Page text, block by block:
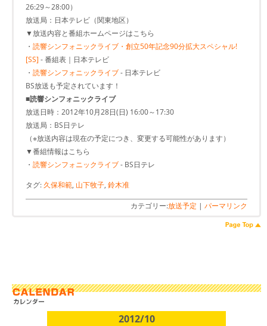
26:29～28:00）
放送局：日本テレビ（関東地区）
▼放送内容と番組ホームページはこちら
・ 読響シンフォニックライブ・創立50年記念90分拡大スペシャル!
[SS] - 番組表｜日本テレビ
・ 読響シンフォニックライブ- 日本テレビ
BS放送も予定されています！
■読響シンフォニックライブ
放送日時：2012年10月28日(日) 16:00～17:30
放送局：BS日テレ
（※放送内容は現在の予定につき、変更する可能性があります）
▼番組情報はこちら
・ 読響シンフォニックライブ- BS日テレ
タグ: 久保和範, 山下牧子, 鈴木准
カテゴリー:放送予定 | パーマリンク
2012/10